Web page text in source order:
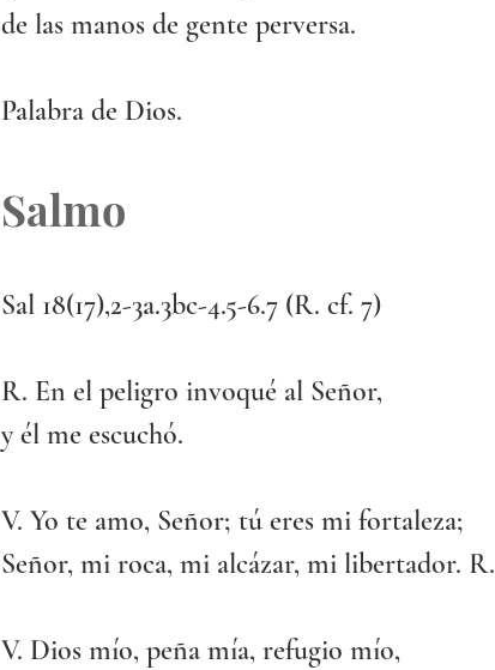
de las manos de gente perversa.
Palabra de Dios.
Salmo
Sal 18(17),2-3a.3bc-4.5-6.7 (R. cf. 7)
R. En el peligro invoqué al Señor,
y él me escuchó.
V. Yo te amo, Señor; tú eres mi fortaleza;
Señor, mi roca, mi alcázar, mi libertador. R.
V. Dios mío, peña mía, refugio mío,